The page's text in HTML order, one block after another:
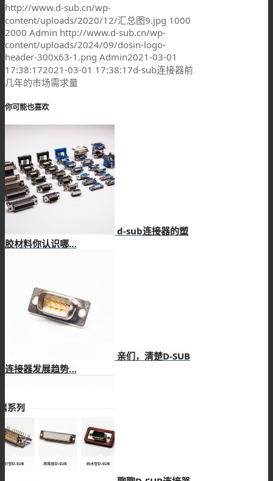
http://www.d-sub.cn/wp-
content/uploads/2020/12/汇总图9.jpg 1000
2000 Admin http://www.d-sub.cn/wp-
content/uploads/2024/09/dosin-logo-
header-300x63-1.png Admin2021-03-01
17:38:172021-03-01 17:38:17d-sub连接器前
几年的市场需求量
你可能也喜欢
d-sub连接器的塑
胶材料你认识哪…
亲们，清楚D-SUB
连接器发展趋势…